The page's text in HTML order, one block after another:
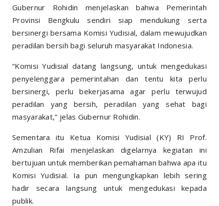
Gubernur Rohidin menjelaskan bahwa Pemerintah
Provinsi Bengkulu sendiri siap mendukung serta
bersinergi bersama Komisi Yudisial, dalam mewujudkan
peradilan bersih bagi seluruh masyarakat Indonesia.
“Komisi Yudisial datang langsung, untuk mengedukasi
penyelenggara pemerintahan dan tentu kita perlu
bersinergi, perlu bekerjasama agar perlu terwujud
peradilan yang bersih, peradilan yang sehat bagi
masyarakat,” jelas Gubernur Rohidin.
Sementara itu Ketua Komisi Yudisial (KY) RI Prof.
Amzulian Rifai menjelaskan digelarnya kegiatan ini
bertujuan untuk memberikan pemahaman bahwa apa itu
Komisi Yudisial. Ia pun mengungkapkan lebih sering
hadir secara langsung untuk mengedukasi kepada
publik.